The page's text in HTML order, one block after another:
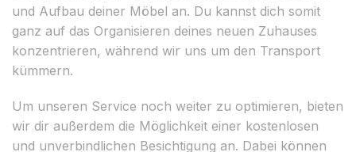
und Aufbau deiner Möbel an. Du kannst dich somit
ganz auf das Organisieren deines neuen Zuhauses
konzentrieren, während wir uns um den Transport
kümmern.
Um unseren Service noch weiter zu optimieren, bieten
wir dir außerdem die Möglichkeit einer kostenlosen
und unverbindlichen Besichtigung an. Dabei können